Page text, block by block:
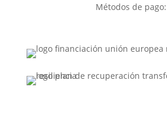
Métodos de pago: